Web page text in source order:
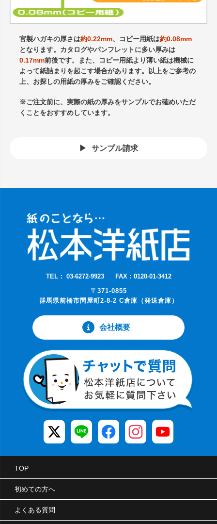
官製ハガキの厚さは約0.22mm、コピー用紙は約0.08mm
となります。カタログやパンフレットに多い厚みは
0.17mm前後です。また、コピー用紙より薄い紙は機械に
よって紙詰まりを起こす場合があります。以上をご参考の
上、お探しの用紙の厚みをご確認ください。
※ご注文前に、実際の紙の厚みをサンプルでお確めいただ
くことをおすすめしています。
サンプル請求
TEL： 03-6272-9923
FAX：0120-01-3412
〒371-0855
群馬県前橋市問屋町2-8-2 C倉庫（発送倉庫）
会社概要
TOP
初めての方へ
よくある質問